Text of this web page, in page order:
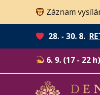
Záznam
28. - 30. 8.
6. 9. (17 - 22 h)